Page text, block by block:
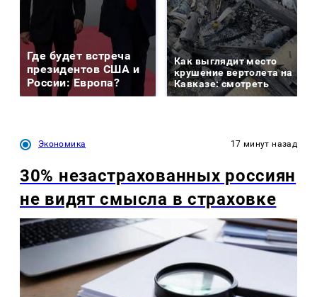
Где будет встреча
президентов США и
России: Европа?
Как выглядит место
крушение вертолета на
Кавказе: смотреть
Экономика 17 минут назад
30% незастрахованных россиян
не видят смысла в страховке